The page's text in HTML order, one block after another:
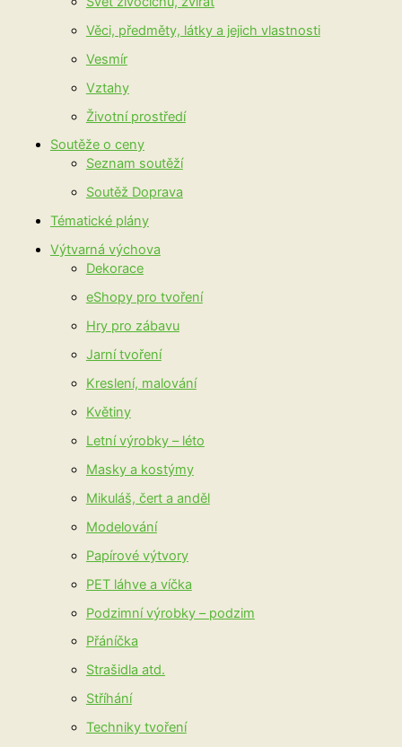
Věci, předměty, látky a jejich vlastnosti
Vesmír
Vztahy
Životní prostředí
Soutěže o ceny
Seznam soutěží
Soutěž Doprava
Tématické plány
Výtvarná výchova
Dekorace
eShopy pro tvoření
Hry pro zábavu
Jarní tvoření
Kreslení, malování
Květiny
Letní výrobky – léto
Masky a kostýmy
Mikuláš, čert a anděl
Modelování
Papírové výtvory
PET láhve a víčka
Podzimní výrobky – podzim
Přáníčka
Strašidla atd.
Stříhání
Techniky tvoření